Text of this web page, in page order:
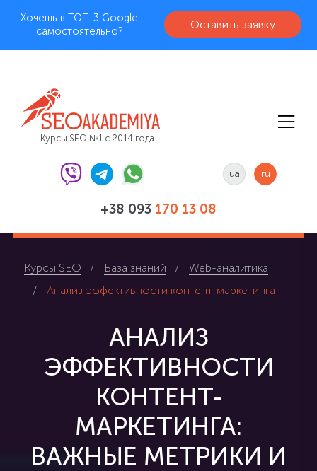
Хочешь в ТОП-3 Google
самостоятельно?
Оставить заявку
Курсы SEO №1 с 2014 года
+38 093 170 13 08
ua ru
Курсы SEO База знаний
Web-аналитика
Анализ эффективности контент-маркетинга
АНАЛИЗ
ЭФФЕКТИВНОСТИ
КОНТЕНТ-
МАРКЕТИНГА:
ВАЖНЫЕ МЕТРИКИ И